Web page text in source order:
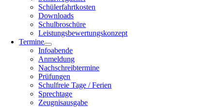
Schülerfahrtkosten
Downloads
Schulbroschüre
Leistungsbewertungskonzept
Termine
Infoabende
Anmeldung
Nachschreibtermine
Prüfungen
Schulfreie Tage / Ferien
Sprechtage
Zeugnisausgabe